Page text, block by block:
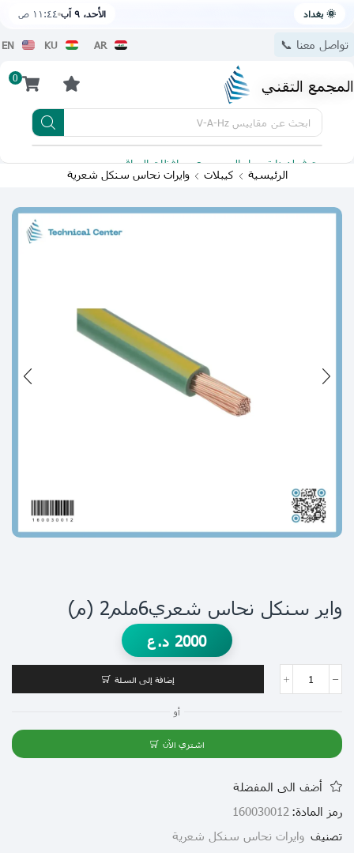
🌞 بغداد الأحد، ٩ آب ١١:٤٤ ص
تواصل معنا 📞 AR
KU
EN
المجمع التقني 0
ابحث عن مقاييس V-A-Hz
يتوفر لدينا توصيل الى جميع محافظات العراق
الرئيسية كيبلات وايرات نحاس سنكل شعرية
واير سنكل نحاس شعري6ملم2 (م)
2000 د.ع
إضافة إلى السلة
أو
اشتري الآن
أضف الى المفضلة
رمز المادة: 160030012
تصنيف وايرات نحاس سنكل شعرية